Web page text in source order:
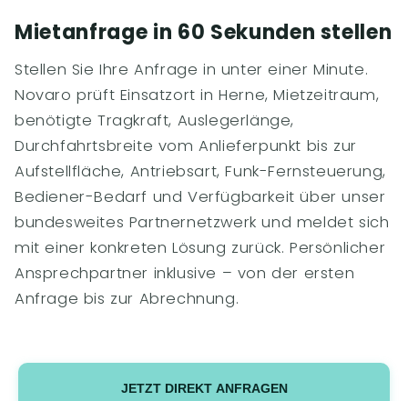
Mietanfrage in 60 Sekunden stellen
Stellen Sie Ihre Anfrage in unter einer Minute.
Novaro prüft Einsatzort in Herne, Mietzeitraum,
benötigte Tragkraft, Auslegerlänge,
Durchfahrtsbreite vom Anlieferpunkt bis zur
Aufstellfläche, Antriebsart, Funk-Fernsteuerung,
Bediener-Bedarf und Verfügbarkeit über unser
bundesweites Partnernetzwerk und meldet sich
mit einer konkreten Lösung zurück. Persönlicher
Ansprechpartner inklusive – von der ersten
Anfrage bis zur Abrechnung.
JETZT DIREKT ANFRAGEN